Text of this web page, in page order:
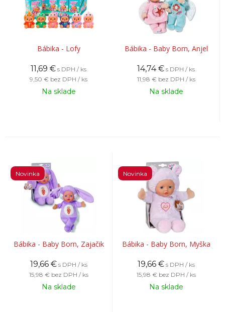
Bábika - Lofy
11,69 € s DPH / ks
9,50 € bez DPH / ks
Na sklade
Bábika - Baby Born, Anjel
14,74 € s DPH / ks
11,98 € bez DPH / ks
Na sklade
Bábika - Baby Born, Zajačik
Novinka
19,66 € s DPH / ks
15,98 € bez DPH / ks
Na sklade
Bábika - Baby Born, Myška
Novinka
19,66 € s DPH / ks
15,98 € bez DPH / ks
Na sklade